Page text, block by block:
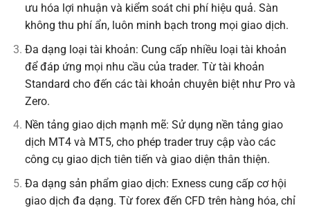
ưu hóa lợi nhuận và kiểm soát chi phí hiệu quả. Sàn
không thu phí ẩn, luôn minh bạch trong mọi giao dịch.
Đa dạng loại tài khoản: Cung cấp nhiều loại tài khoản
để đáp ứng mọi nhu cầu của trader. Từ tài khoản
Standard cho đến các tài khoản chuyên biệt như Pro và
Zero.
Nền tảng giao dịch mạnh mẽ: Sử dụng nền tảng giao
dịch MT4 và MT5, cho phép trader truy cập vào các
công cụ giao dịch tiên tiến và giao diện thân thiện.
Đa dạng sản phẩm giao dịch: Exness cung cấp cơ hội
giao dịch đa dạng. Từ forex đến CFD trên hàng hóa, chỉ